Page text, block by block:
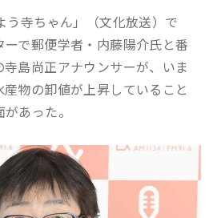
う寺ちゃん」（文化放送）で
で郵便学者・内藤陽介氏と番
島尚正アナウンサーが、いま
物の卸値が上昇していること
あった。